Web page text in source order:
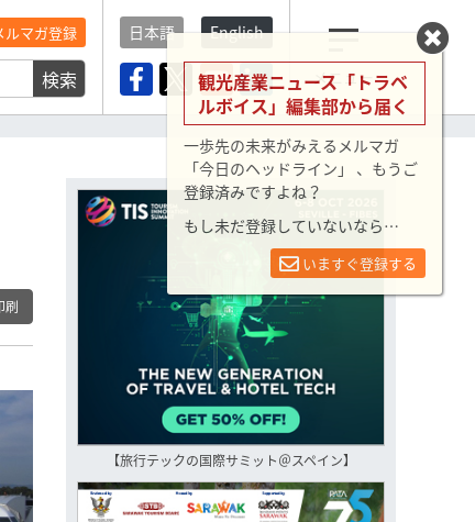
ルマガ登録
検索
日本語 English
メニュー
刷
【旅行テックの国際サミット＠スペイン】
観光産業ニュース「トラベ
ルボイス」編集部から届く
一歩先の未来がみえるメルマガ
「今日のヘッドライン」 、もうご
登録済みですよね？
もし未だ登録していないなら…
いますぐ登録する